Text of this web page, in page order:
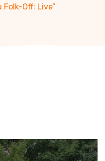
Off: Live”